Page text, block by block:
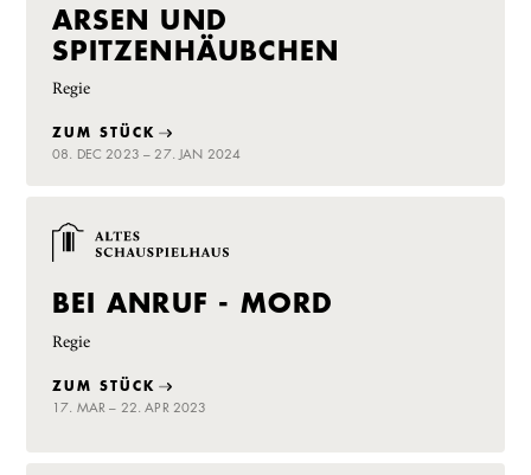
ARSEN UND
SPITZENHÄUBCHEN
Regie
ZUM STÜCK
08. DEC 2023 – 27. JAN 2024
BEI ANRUF - MORD
Regie
ZUM STÜCK
17. MAR – 22. APR 2023